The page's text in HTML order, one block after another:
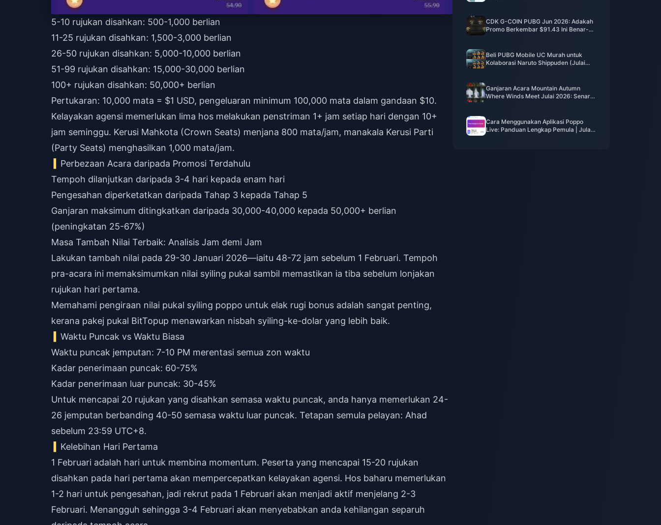
5-10 rujukan disahkan: 500-1,000 berlian
11-25 rujukan disahkan: 1,500-3,000 berlian
26-50 rujukan disahkan: 5,000-10,000 berlian
51-99 rujukan disahkan: 15,000-30,000 berlian
100+ rujukan disahkan: 50,000+ berlian
Pertukaran: 10,000 mata = $1 USD, pengeluaran minimum 100,000 mata dalam gandaan $10.
Kelayakan agensi memerlukan lima hos melakukan penstriman 1+ jam setiap hari dengan 10+
jam seminggu. Kerusi Mahkota (Crown Seats) menjana 800 mata/jam, manakala Kerusi Parti
(Party Seats) menghasilkan 1,000 mata/jam.
Perbezaan Acara daripada Promosi Terdahulu
Tempoh dilanjutkan daripada 3-4 hari kepada enam hari
Pengesahan diperketatkan daripada Tahap 3 kepada Tahap 5
Ganjaran maksimum ditingkatkan daripada 30,000-40,000 kepada 50,000+ berlian
(peningkatan 25-67%)
Masa Tambah Nilai Terbaik: Analisis Jam demi Jam
Lakukan tambah nilai pada 29-30 Januari 2026—iaitu 48-72 jam sebelum 1 Februari. Tempoh
pra-acara ini memaksimumkan nilai syiling pukal sambil memastikan ia tiba sebelum lonjakan
rujukan hari pertama.
Memahami pengiraan nilai pukal syiling poppo untuk elak rugi bonus adalah sangat penting,
kerana pakej pukal BitTopup menawarkan nisbah syiling-ke-dolar yang lebih baik.
Waktu Puncak vs Waktu Biasa
Waktu puncak jemputan: 7-10 PM merentasi semua zon waktu
Kadar penerimaan puncak: 60-75%
Kadar penerimaan luar puncak: 30-45%
Untuk mencapai 20 rujukan yang disahkan semasa waktu puncak, anda hanya memerlukan 24-
26 jemputan berbanding 40-50 semasa waktu luar puncak. Tetapan semula pelayan: Ahad
sebelum 23:59 UTC+8.
Kelebihan Hari Pertama
1 Februari adalah hari untuk membina momentum. Peserta yang mencapai 15-20 rujukan
disahkan pada hari pertama akan mempercepatkan kelayakan agensi. Hos baharu memerlukan
1-2 hari untuk pengesahan, jadi rekrut pada 1 Februari akan menjadi aktif menjelang 2-3
Februari. Menangguh sehingga 3-4 Februari akan menyebabkan anda kehilangan separuh
CDK G-COIN PUBG Jun 2026: Adakah
Promo Berkembar $91.43 Ini Benar-
Beli PUBG Mobile UC Murah untuk
Kolaborasi Naruto Shippuden (Julai
Ganjaran Acara Mountain Autumn
Where Winds Meet Julai 2026: Senarai
Cara Menggunakan Aplikasi Poppo
Live: Panduan Lengkap Pemula | Julai